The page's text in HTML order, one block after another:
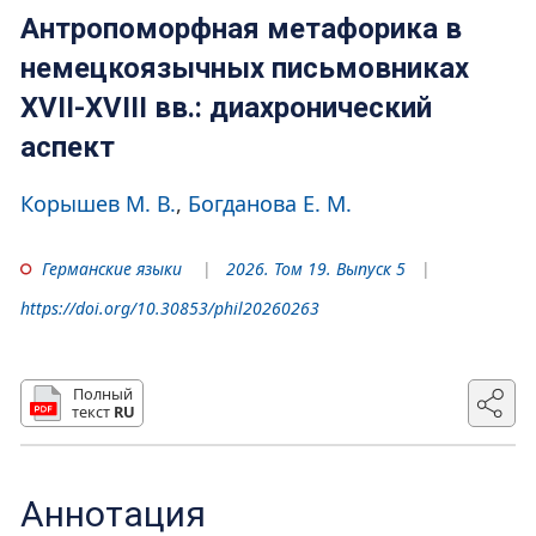
Антропоморфная метафорика в
немецкоязычных письмовниках
XVII-XVIII вв.: диахронический
аспект
Корышев М. В. Богданова Е. М.
Германские языки
2026. Том 19. Выпуск 5
https://doi.org/10.30853/phil20260263
Полный
текст RU
Аннотация